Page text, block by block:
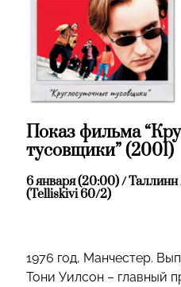
Показ фильма
тусовщики” (2001)
6 января (20:00) /
(Telliskivi 60/2)
1976 год, Манчестер.
Тони Уилсон – главный